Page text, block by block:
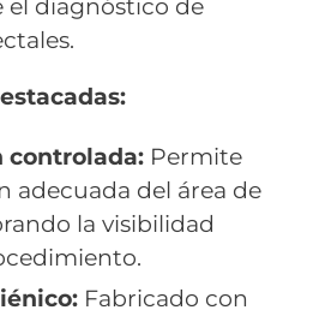
el diagnóstico de
controlada: Permite
adecuada del área de
la visibilidad
Fabricado con